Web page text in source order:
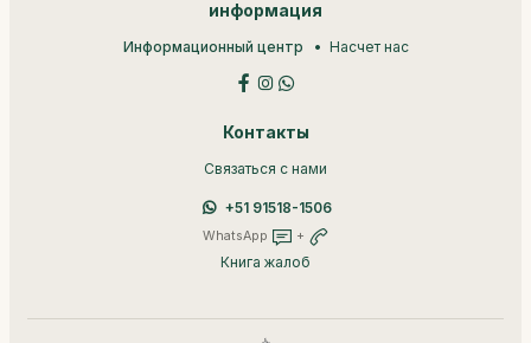
информация
Информационный центр Насчет нас
Контакты
Связаться с нами
+51 91518-1506
WhatsApp +
Книга жалоб